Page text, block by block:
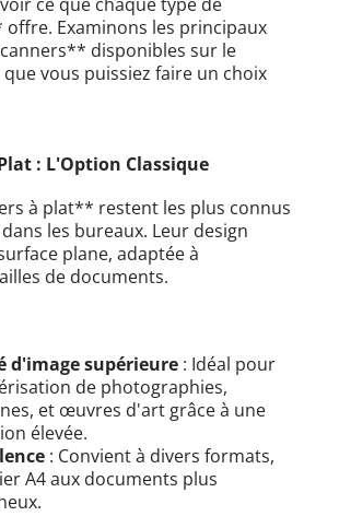
Examinons les principaux
disponibles sur le
vous puissiez faire un choix
: L'Option Classique
à plat** restent les plus connus
les bureaux. Leur design
plane, adaptée à
de documents.
d'image supérieure : Idéal pour
de photographies,
et œuvres d'art grâce à une
élevée.
: Convient à divers formats,
A4 aux documents plus